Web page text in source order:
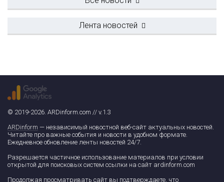
Лента новостей
© 2019-2026. ARDinform.com // v.1.3
ARDinform — независимый новостной веб-сайт актуальных новостей.
Читайте про важные события и новости в удобном формате.
Ежедневное обновление ленты новостей 24/7.
Разрешается частичное использование материалов при условии
открытой для поисковых систем ссылки на сайт ardinform.com
Продолжая просматривать сайт вы подтверждаете, что